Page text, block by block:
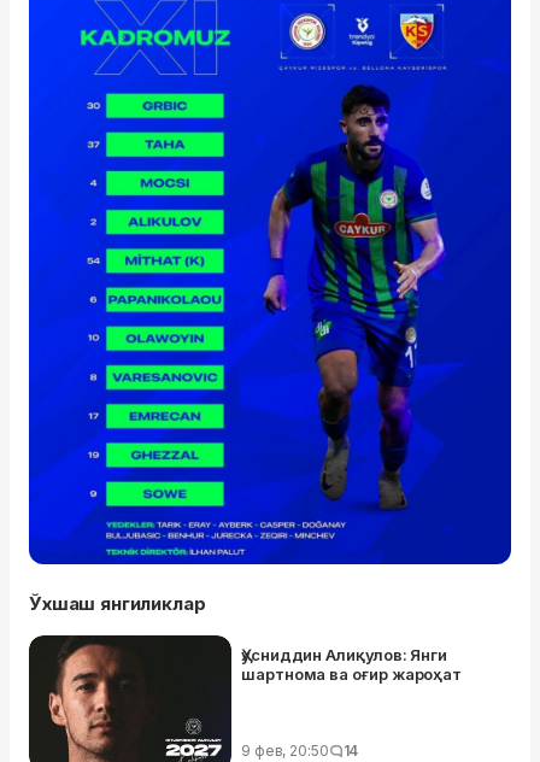
Ўхшаш янгиликлар
Ҳусниддин Алиқулов: Янги
шартнома ва оғир жароҳат
9 фев, 20:50 14